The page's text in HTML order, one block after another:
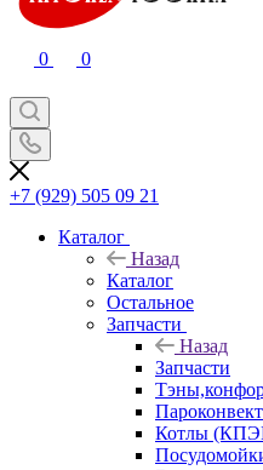
0 0
+7 (929) 505 09 21
Каталог
Назад
Каталог
Остальное
Запчасти
Назад
Запчасти
Котлы